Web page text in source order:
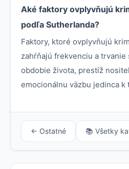
Aké faktory ovplyvňujú
podľa Sutherlanda?
Faktory, ktoré ovplyvňujú
zahŕňajú frekvenciu a
obdobie života, prestíž
emocionálnu väzbu jedinca
← Ostatné 📚 Všetky